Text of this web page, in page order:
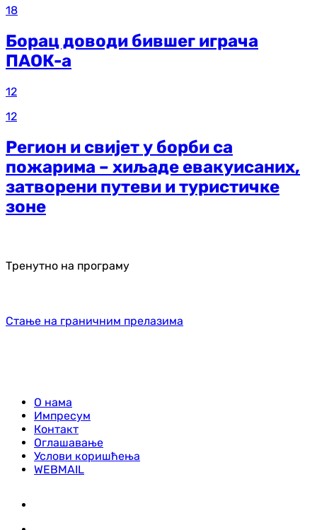
18
Борац доводи бившег играча
ПАОК-а
12
12
Регион и свијет у борби са
пожарима – хиљаде евакуисаних,
затворени путеви и туристичке
зоне
Тренутно на програму
Стање на граничним прелазима
О нама
Импресум
Контакт
Оглашавање
Услови коришћења
WEBMAIL